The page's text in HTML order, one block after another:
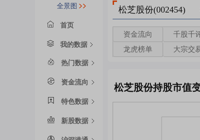
全景图
首页
我的数据
热门数据
资金流向
特色数据
新股数据
松芝股份(002454)
资金流向 千股千
龙虎榜单
大宗交
松芝股份持股市值